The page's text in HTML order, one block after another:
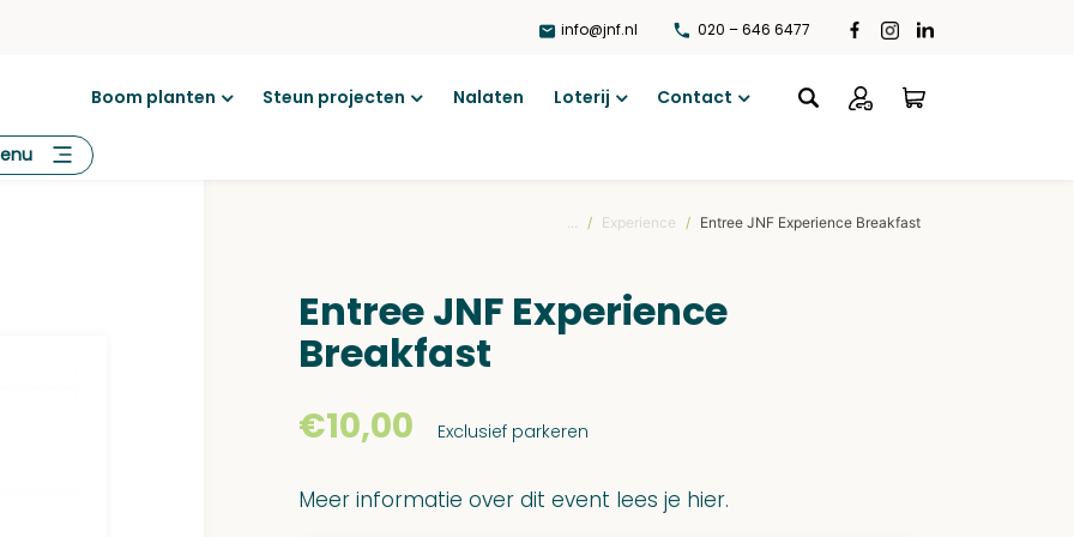
info@jnf.nl 020 – 646 6477
Boom planten Steun projecten Nalaten Loterij Contact
... / Experience / Entree JNF Experience Breakfast
Entree JNF Experience
Breakfast
€10,00 Exclusief parkeren
Meer informatie over dit event lees je hier.